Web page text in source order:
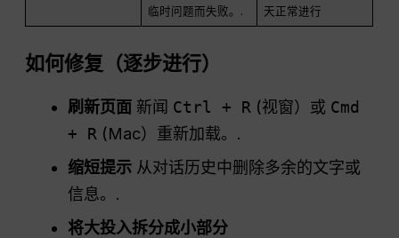
临时问题而失败。.
天正常进行
如何修复（逐步进行）
刷新页面 新闻 Ctrl + R (视窗）或 Cmd
+ R (Mac）重新加载。.
缩短提示 从对话历史中删除多余的文字或
信息。.
将大投入拆分成小部分